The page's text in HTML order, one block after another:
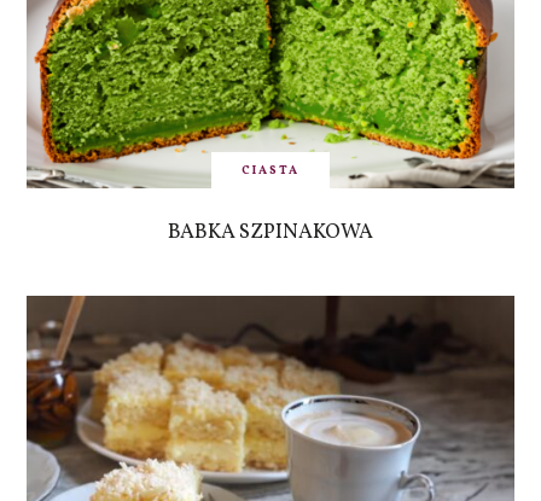
CIASTA
BABKA SZPINAKOWA